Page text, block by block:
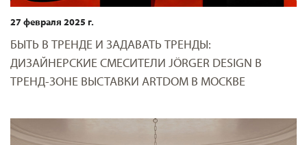
27 февраля 2025 г.
БЫТЬ В ТРЕНДЕ И ЗАДАВАТЬ ТРЕНДЫ:
ДИЗАЙНЕРСКИЕ СМЕСИТЕЛИ JÖRGER DESIGN В
ТРЕНД-ЗОНЕ ВЫСТАВКИ ARTDOM В МОСКВЕ